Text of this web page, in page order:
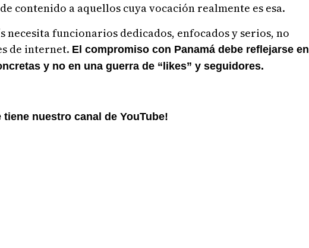
contenido a aquellos cuya vocación realmente es esa.
necesita funcionarios dedicados, enfocados y serios, no
de internet. El compromiso con Panamá debe reflejarse en
y no en una guerra de “likes” y seguidores.
tiene nuestro canal de YouTube!